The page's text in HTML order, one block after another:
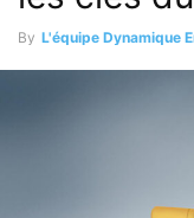
By L'équipe Dynamique